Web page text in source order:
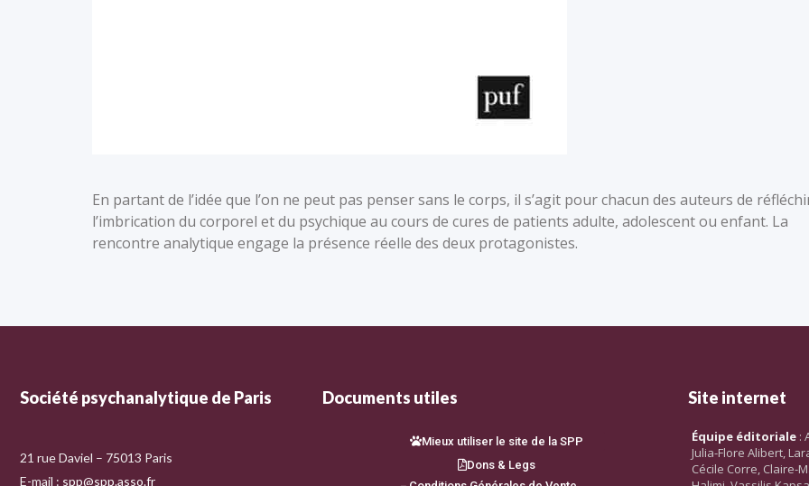
En partant de l’idée que l’on ne peut pas penser sans le corps, il s’agit pour chacun des auteurs de
l’imbrication du corporel et du psychique au cours de cures de patients adulte, adolescent ou enfant. La
rencontre analytique engage la présence réelle des deux protagonistes.
Société psychanalytique de Paris
21 rue Daviel – 75013 Paris
E-mail : spp@spp.asso.fr
Documents utiles
Mieux utiliser le site de la SPP
Dons & Legs
Site internet
Équipe éditoriale :
Julia-Flore Alibert,
Cécile Corre, Claire-